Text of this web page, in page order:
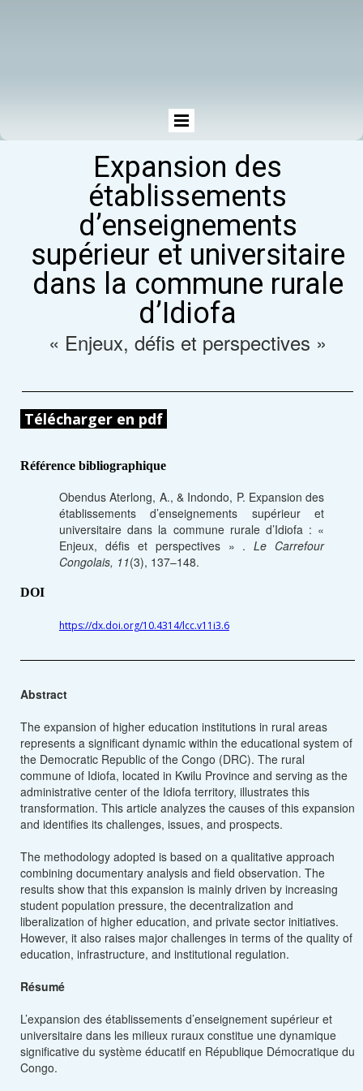
Expansion des
établissements
d’enseignements
supérieur et universitaire
dans la commune rurale
d’Idiofa
« Enjeux, défis et perspectives »
Télécharger en pdf
Référence bibliographique
Obendus Aterlong, A., & Indondo, P. Expansion des
établissements d’enseignements supérieur et
universitaire dans la commune rurale d’Idiofa : «
Enjeux, défis et perspectives » .Le Carrefour
Congolais, 11(3), 137–148.
DOI
https://dx.doi.org/10.4314/lcc.v11i3.6
Abstract
The expansion of higher education institutions in rural areas
represents a significant dynamic within the educational system of
the Democratic Republic of the Congo (DRC). The rural
commune of Idiofa, located in Kwilu Province and serving as the
administrative center of the Idiofa territory, illustrates this
transformation. This article analyzes the causes of this expansion
and identifies its challenges, issues, and prospects.
The methodology adopted is based on a qualitative approach
combining documentary analysis and field observation. The
results show that this expansion is mainly driven by increasing
student population pressure, the decentralization and
liberalization of higher education, and private sector initiatives.
However, it also raises major challenges in terms of the quality of
education, infrastructure, and institutional regulation.
Résumé
L’expansion des établissements d’enseignement supérieur et
universitaire dans les milieux ruraux constitue une dynamique
significative du système éducatif en République Démocratique du
Congo.